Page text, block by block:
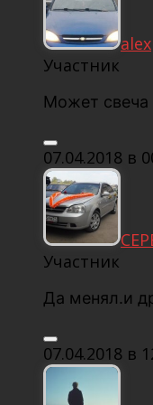
alex
Участник
Может свеча
07.04.2018 в
Участник
Да менял.и
07.04.2018 в